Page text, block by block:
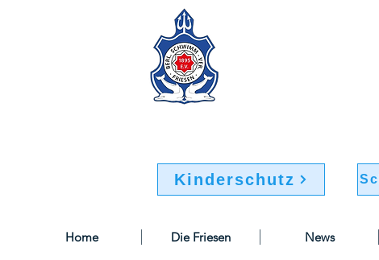
Kinderschutz
Home Die Friesen News